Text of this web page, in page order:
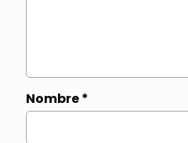
Nombre*